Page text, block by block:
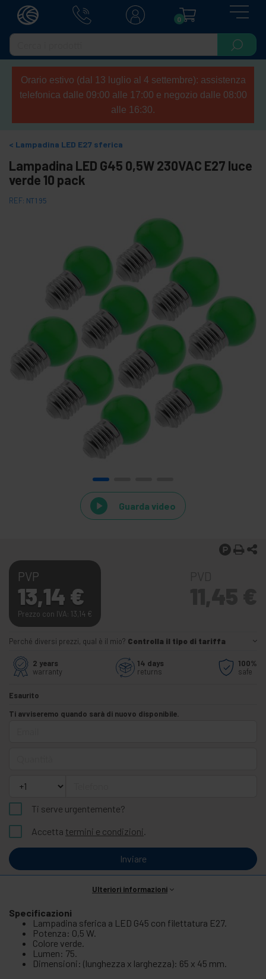
0
Orario estivo (dal 13 luglio al 4 settembre): assistenza
telefonica dalle 09:00 alle 17:00 e negozio dalle 08:00
alle 16:30.
Lampadina LED E27 sferica
Lampadina LED G45 0,5W 230VAC E27 luce
verde 10 pack
REF: NT195
Guarda video
PVP
13,14 €
Prezzo con IVA: 13,14 €
Perché diversi prezzi, qual è il mio? Controlla il tipo di tariffa
2 years
warranty
14 days
returns
100%
safe
Esaurito
Ti avviseremo quando sarà di nuovo disponibile.
Ti serve urgentemente?
Accetta termini e condizioni.
Inviare
Ulteriori informazioni
Specificazioni
Lampadina sferica a LED G45 con filettatura E27.
Potenza: 0,5 W.
Colore verde.
Lumen: 75.
Dimensioni: (lunghezza x larghezza): 65 x 45 mm.